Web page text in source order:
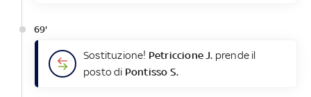
69'
Sostituzione! Petriccione J. prende il
posto di Pontisso S.